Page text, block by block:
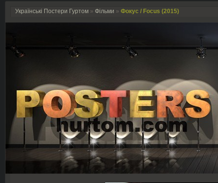
Українські Постери Гуртом » Фільми » Фокус / Focus (2015)